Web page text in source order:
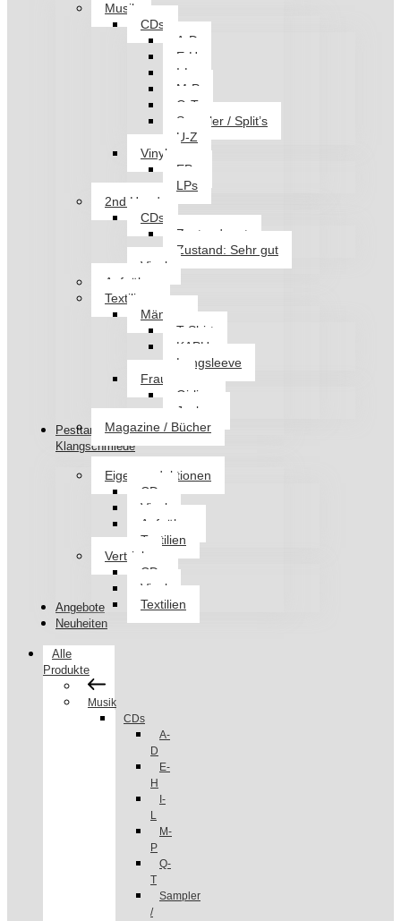
Musik
CDs
A-D
E-H
I-L
M-P
Q-T
Sampler / Split’s
U-Z
Vinyl
EPs
LPs
2nd Hand
CDs
Zustand: gut
Zustand: Sehr gut
Vinyl
Aufnäher
Textilien
Männer
T-Shirt
KAPU
Longsleeve
Frauen
Girlies
Jacken
Magazine / Bücher
Pesttanz
Klangschmiede
Eigenproduktionen
CDs
Vinyl
Aufnäher
Textilien
Vertrieb
CDs
Vinyl
Textilien
Angebote
Neuheiten
Alle
Produkte
Musik
CDs
A-
D
E-
H
I-
L
M-
P
Q-
T
Sampler
/